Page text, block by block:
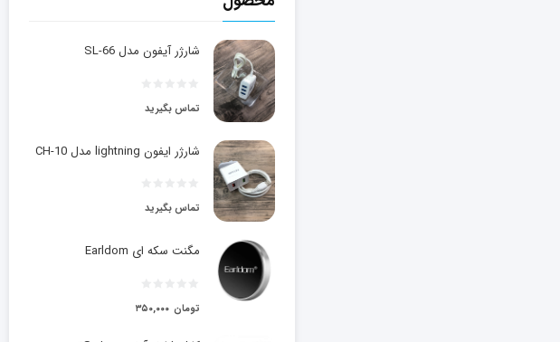
شارژر آیفون مدل SL-66
تماس بگیرید
شارژر ایفون lightning مدل CH-10
تماس بگیرید
مگنت سکه ای Earldom
۳۵۰,۰۰۰ تومان